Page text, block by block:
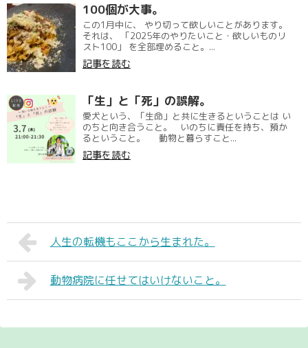
100個が大事。
この1月中に、 やり切って欲しいことがあります。
それは、 「2025年のやりたいこと・欲しいものリ
スト100」 を全部埋めること。...
記事を読む
「生」と「死」の誤解。
愛犬という、「生命」と共に生きるということは い
のちと向き合うこと。 いのちに責任を持ち、預か
るということ。 動物と暮らすこと...
記事を読む
人生の転機もここから生まれた。
動物病院に任せてはいけないこと。